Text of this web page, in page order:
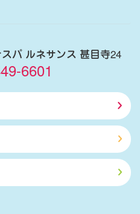
パ ルネサンス 甚目寺24
6601